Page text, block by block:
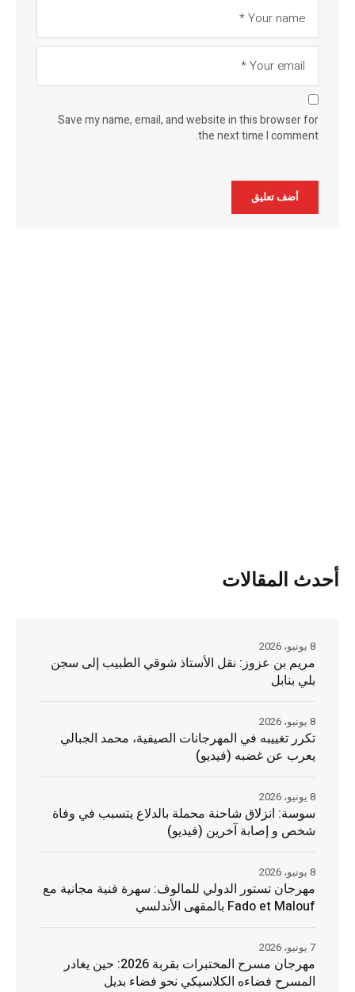
Save my name, email, and website in this browser for
the next time I comment.
أحدث المقالات
مريم بن عزوز: نقل الأستاذ شوقي الطبيب إلى سجن
بلي بنابل
8 يونيو، 2026
تكرر تغييبه في المهرجانات الصيفية، محمد الجبالي
يعرب عن غضبه (فيديو)
8 يونيو، 2026
سوسة: انزلاق شاحنة محملة بالدلاع يتسبب في وفاة
شخص و إصابة آخرين (فيديو)
8 يونيو، 2026
مهرجان تستور الدولي للمالوف: سهرة فنية مجانية مع
Fado et Malouf بالمقهى الأندلسي
8 يونيو، 2026
مهرجان مسرح المختبرات بقربة 2026: حين يغادر
المسرح فضاءه الكلاسيكي نحو فضاء بديل
7 يونيو، 2026